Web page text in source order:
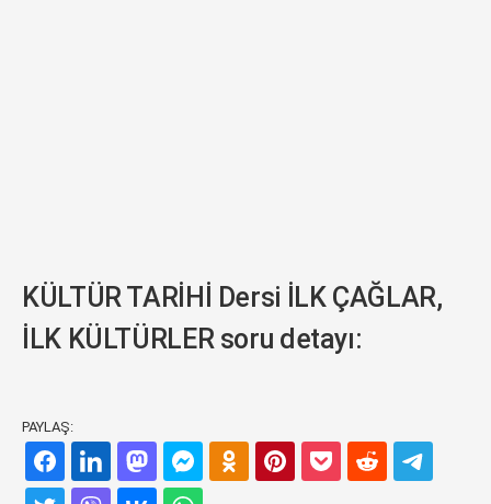
KÜLTÜR TARİHİ Dersi İLK ÇAĞLAR,
İLK KÜLTÜRLER soru detayı:
PAYLAŞ: